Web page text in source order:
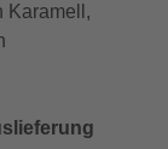
Karamell,